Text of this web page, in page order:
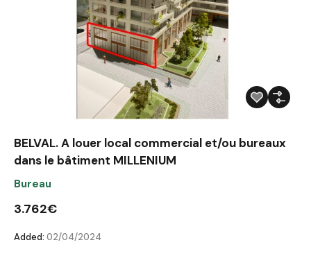
BELVAL. A louer local commercial et/ou bureaux
dans le bâtiment MILLENIUM
Bureau
3.762€
Added: 02/04/2024